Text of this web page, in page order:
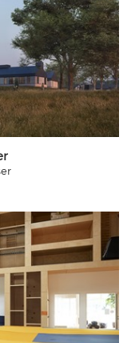
skala og er
udsigt over det
fremstår i
boliger i varierede
integreret i det
byen, og den
mellem
hvorved de
både som bruger,